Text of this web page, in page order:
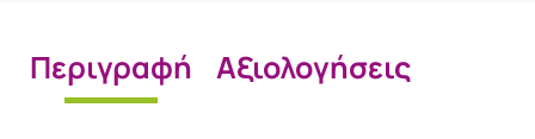
Περιγραφή Αξιολογήσεις